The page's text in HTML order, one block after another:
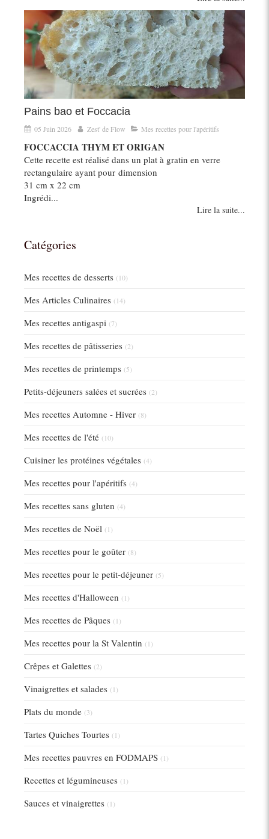
Pains bao et Foccacia
05 Juin 2026 Zest' de Flow Mes recettes pour l'apéritifs
FOCCACCIA THYM ET ORIGAN
Cette recette est réalisé dans un plat à gratin en verre
rectangulaire ayant pour dimension
31 cm x 22 cm
Ingrédi...
Lire la suite...
Catégories
Mes recettes de desserts (10)
Mes Articles Culinaires (14)
Mes recettes antigaspi (7)
Mes recettes de pâtisseries (2)
Mes recettes de printemps (5)
Petits-déjeuners salées et sucrées (2)
Mes recettes Automne - Hiver (8)
Mes recettes de l'été (10)
Cuisiner les protéines végétales (4)
Mes recettes pour l'apéritifs (4)
Mes recettes sans gluten (4)
Mes recettes de Noël (1)
Mes recettes pour le goûter (8)
Mes recettes pour le petit-déjeuner (5)
Mes recettes d'Halloween (1)
Mes recettes de Pâques (1)
Mes recettes pour la St Valentin (1)
Crêpes et Galettes (2)
Vinaigrettes et salades (1)
Plats du monde (3)
Tartes Quiches Tourtes (1)
Mes recettes pauvres en FODMAPS (1)
Recettes et légumineuses (1)
Sauces et vinaigrettes (1)